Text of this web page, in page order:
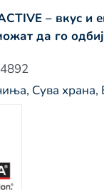
– вкус и
да го
, Сува храна,